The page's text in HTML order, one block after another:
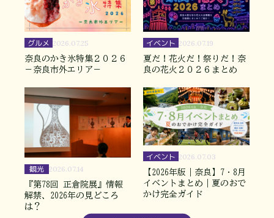
グルメ 2026.07.25
奈良のかき氷特集２０２６
－奈良市外エリア－
イベント 2026.07.19
夏だ！花火だ！祭りだ！奈
良の花火２０２６まとめ
観光 2026.07.14
『第78回 正倉院展』情報
解禁、2026年の見どころ
は？
イベント 2026.07.03
【2026年版｜奈良】7・8月
イベントまとめ｜夏のおで
かけ完全ガイド